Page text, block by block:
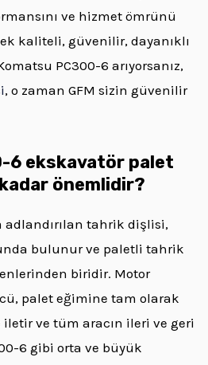
ve hizmet ömrünü
kaliteli, güvenilir, dayanıklı
PC300-6 arıyorsanız,
, o zaman GFM sizin güvenilir
6 ekskavatör palet
önemlidir?
tahrik dişlisi,
bulunur ve paletli tahrik
biridir. Motor
palet eğimine tam olarak
ve tüm aracın ileri ve geri
6 gibi orta ve büyük